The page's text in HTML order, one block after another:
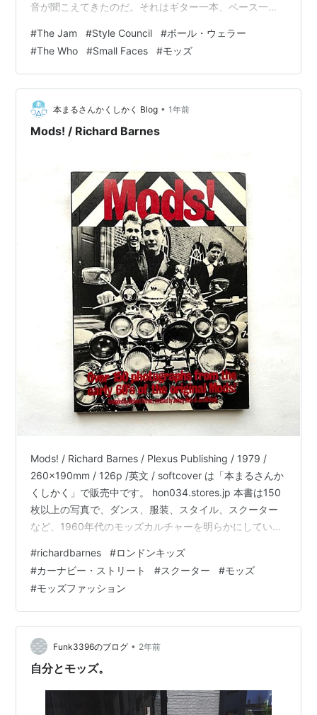
音が聞こえてきたのだ。それはギター一本、ベース一
トだろう。歌はギタリストがぶっきらぼうに歌いベース
はツボを押さえたハモリを聴かせる。 このバンドに夢中
になったのは１８歳だった。歯切れ良いリズムのおかげ
か歌い方なのか英語の歌詞が聞き取りやすい。ロンドン
の交通の酷さを揶揄し、若者の考えを理解しない政府、
核兵器やフォークランド紛争での厭世観、そんなマー
#The Jam #Style Council #ポール・ウェラー
#The Who #Small Faces #モッズ
本まるさんかくしかく Blog • 1年前
Mods! / Richard Barnes
Mods! / Richard Barnes / Plexus Publishing / 1979 /
260x190mm / 126p /英文 / softcover は「本まるさんか
くしかく」で販売中です。 hon034.stores.jp 本書は150
枚以上の写真で、ダンス、服装、スタイル、スクーター
など、1960年代のモッズカルチャーを明らかにしている
#richardbarnes #ロンドンキッズ
#カーナビー・ストリート #スクーター #モッズ
#モッズファッション
Funk3396のブログ • 2年前
自分とモッズ。